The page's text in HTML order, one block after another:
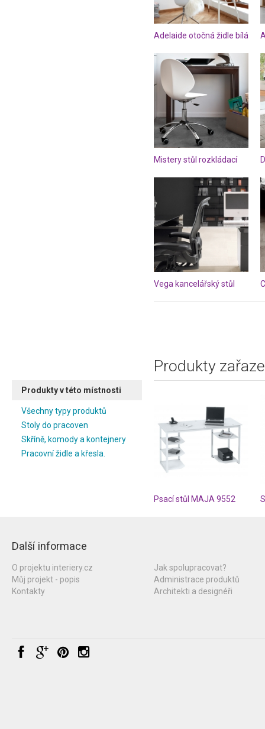
Adelaide otočná židle bílá
Mistery stůl rozkládací
Vega kancelářský stůl
Produkty v této místnosti
Všechny typy produktů
Stoly do pracoven
Skříně, komody a kontejnery
Pracovní židle a křesla.
Produkty
Psací stůl MAJA 9552
Další informace
O projektu interiery.cz
Můj projekt - popis
Kontakty
Jak spolupracovat?
Administrace produktů
Architekti a designéři